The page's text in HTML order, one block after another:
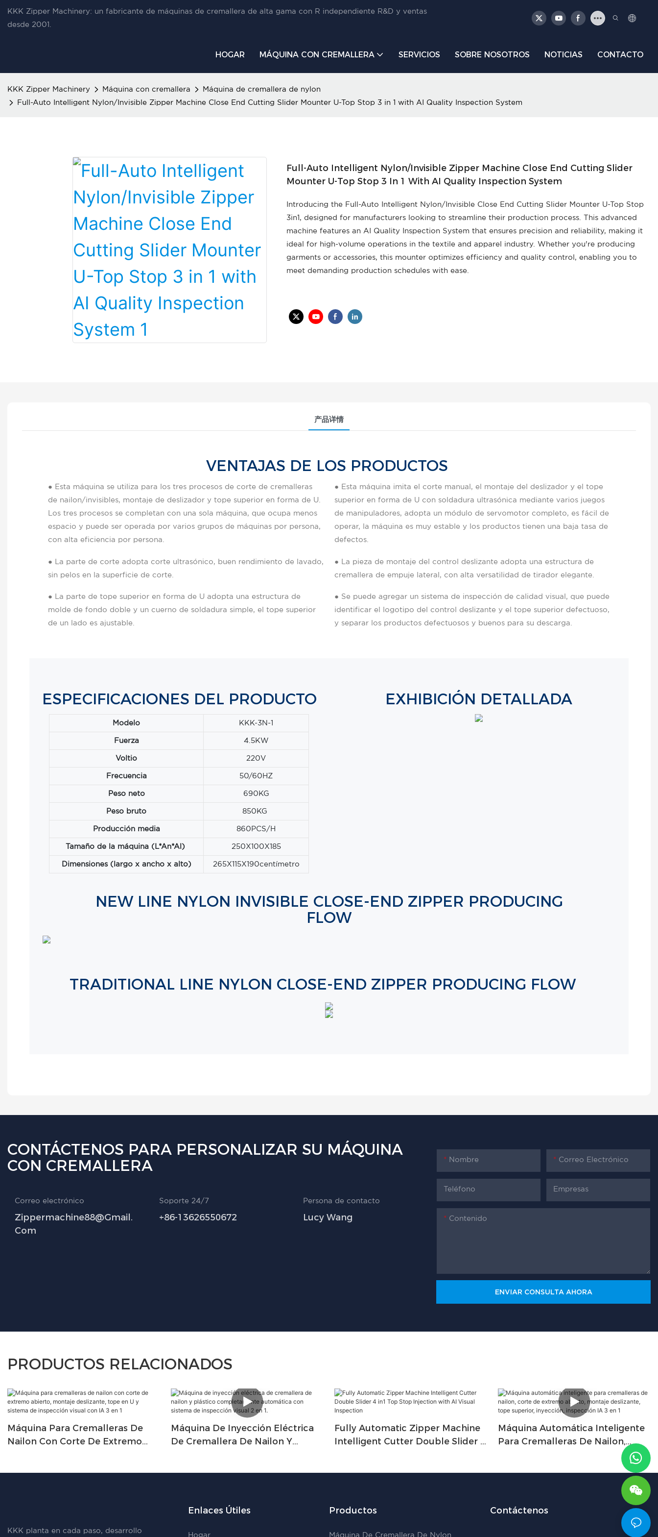
KKK Zipper Machinery: un fabricante de máquinas de cremallera de alta gama con R independiente R&D y ventas
desde 2001.
HOGAR MÁQUINA CON CREMALLERA SERVICIOS SOBRE NOSOTROS NOTICIAS CONTACTO
KKK Zipper Machinery Máquina con cremallera Máquina de cremallera de nylon
Full-Auto Intelligent Nylon/Invisible Zipper Machine Close End Cutting Slider Mounter U-Top Stop 3 in 1 with AI Quality Inspection System
Full-Auto Intelligent Nylon/Invisible Zipper Machine Close End Cutting Slider
Mounter U-Top Stop 3 In 1 With AI Quality Inspection System
Introducing the Full-Auto Intelligent Nylon/Invisible Close End Cutting Slider Mounter U-Top Stop
3in1, designed for manufacturers looking to streamline their production process. This advanced
machine features an AI Quality Inspection System that ensures precision and reliability, making it
ideal for high-volume operations in the textile and apparel industry. Whether you're producing
garments or accessories, this mounter optimizes efficiency and quality control, enabling you to
meet demanding production schedules with ease.
产品详情
VENTAJAS DE LOS PRODUCTOS
● Esta máquina se utiliza para los tres procesos de corte de cremalleras
de nailon/invisibles, montaje de deslizador y tope superior en forma de U.
Los tres procesos se completan con una sola máquina, que ocupa menos
espacio y puede ser operada por varios grupos de máquinas por persona,
con alta eficiencia por persona.
● Esta máquina imita el corte manual, el montaje del deslizador y el tope
superior en forma de U con soldadura ultrasónica mediante varios juegos
de manipuladores, adopta un módulo de servomotor completo, es fácil de
operar, la máquina es muy estable y los productos tienen una baja tasa de
defectos.
● La parte de corte adopta corte ultrasónico, buen rendimiento de lavado,
sin pelos en la superficie de corte.
● La pieza de montaje del control deslizante adopta una estructura de
cremallera de empuje lateral, con alta versatilidad de tirador elegante.
● La parte de tope superior en forma de U adopta una estructura de
molde de fondo doble y un cuerno de soldadura simple, el tope superior
de un lado es ajustable.
● Se puede agregar un sistema de inspección de calidad visual, que puede
identificar el logotipo del control deslizante y el tope superior defectuoso,
y separar los productos defectuosos y buenos para su descarga.
ESPECIFICACIONES DEL PRODUCTO
Modelo KKK-3N-1
Fuerza 4.5KW
Voltio 220V
Frecuencia 50/60HZ
Peso neto 690KG
Peso bruto 850KG
Producción media 860PCS/H
Tamaño de la máquina (L*An*Al) 250X100X185
Dimensiones (largo x ancho x alto) 265X115X190centímetro
EXHIBICIÓN DETALLADA
NEW LINE NYLON INVISIBLE CLOSE-END ZIPPER PRODUCING
FLOW
TRADITIONAL LINE NYLON CLOSE-END ZIPPER PRODUCING FLOW
CONTÁCTENOS PARA PERSONALIZAR SU MÁQUINA
CON CREMALLERA
Correo electrónico
Zippermachine88@gmail.
Com
Soporte 24/7
+86-13626550672
Persona de contacto
Lucy Wang
Nombre Correo Electrónico
Teléfono Empresas
Contenido
ENVIAR CONSULTA AHORA
PRODUCTOS RELACIONADOS
Máquina Para Cremalleras De
Nailon Con Corte De Extremo
Máquina De Inyección Eléctrica
De Cremallera De Nailon Y
Fully Automatic Zipper Machine
Intelligent Cutter Double Slider 4
Máquina Automática Inteligente
Para Cremalleras De Nailon,
Superior, Inyección, Inspección IA
KKK planta en cada paso, desarrollo
Enlaces Útiles
Hogar
Productos
Máquina De Cremallera De Nylon
Contáctenos